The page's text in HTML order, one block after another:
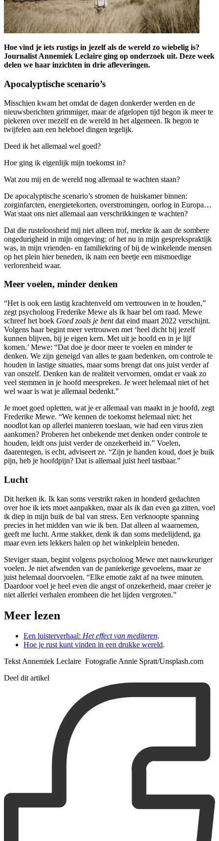
Hoe vind je iets rustigs in jezelf als de wereld zo wiebelig is?
Journalist Annemiek Leclaire ging op onderzoek uit. Deze week
delen we haar inzichten in drie afleveringen.
Apocalyptische scenario’s
Misschien kwam het omdat de dagen donkerder werden en de
nieuwsberichten grimmiger, maar de afgelopen tijd begon ik meer te
piekeren over mezelf en de wereld in het algemeen. Ik begon te
twijfelen aan een heleboel dingen tegelijk.
Deed ik het allemaal wel goed?
Hoe ging ik eigenlijk mijn toekomst in?
Wat zou mij en de wereld nog allemaal te wachten staan?
De apocalyptische scenario’s stromen de huiskamer binnen:
zorginfarcten, energietekorten, overstromingen, oorlog in Europa…
Wat staat ons niet allemaal aan verschrikkingen te wachten?
Dat die rusteloosheid mij niet alleen trof, merkte ik aan de sombere
ongedurigheid in mijn omgeving: of het nu in mijn gesprekspraktijk
was, in mijn vrienden- en familiekring of bij de winkelende mensen
op het plein hier beneden, ik nam een beetje een mismoedige
verlorenheid waar.
Meer voelen, minder denken
“Het is ook een lastig krachtenveld om vertrouwen in te houden,”
zegt psycholoog Frederike Mewe als ik haar bel om raad. Mewe
schreef het boek Goed zoals je bentdat eind maart 2022 verschijnt.
Volgens haar begint meer vertrouwen met ‘heel dicht bij jezelf
kunnen blijven, bij je eigen kern. Met uit je hoofd en in je lijf
komen.’ Mewe: “Dat doe je door meer te voelen en minder te
denken. We zijn geneigd van alles te gaan bedenken, om controle te
houden in lastige situaties, maar soms brengt dat ons juist verder af
van onszelf. Denken kan de realiteit vervormen, omdat er vaak zo
veel stemmen in je hoofd meespreken. Je weet helemaal niet of het
wel waar is wat je allemaal bedenkt.”
Je moet goed opletten, wat je er allemaal van maakt in je hoofd, zegt
Frederike Mewe. “We kennen de toekomst helemaal niet: het
noodlot kan op allerlei manieren toeslaan, wie had een virus zien
aankomen? Proberen het onbekende met denken onder controle te
houden, leidt ons juist verder de onzekerheid in.” Voelen,
daarentegen, is echt, adviseert ze. “Zijn je handen koud, doet je buik
pijn, heb je hoofdpijn? Dat is allemaal juist heel tastbaar.”
Lucht
Dit herken ik. Ik kan soms verstrikt raken in honderd gedachten
over hoe ik iets moet aanpakken, maar als ik dan even ga zitten, voel
ik diep in mijn buik de bal van stress. Een verknoopte spanning
precies in het midden van wie ik ben. Dat alleen al waarnemen,
geeft me lucht. Arme stakker, denk ik dan soms medelijdend, ga
maar even iets lekkers halen op het winkelplein beneden.
Steviger staan, begint volgens psycholoog Mewe met nauwkeuriger
voelen. Je niet afwenden van de paniekerige gevoelens, maar ze
juist helemaal doorvoelen. “Elke emotie zakt af na twee minuten.
Daardoor voel je heel even die angst of onzekerheid, maar creëer je
niet allerlei verhalen eromheen die het lijden vergroten.”
Meer lezen
Een luisterverhaal: Het effect van mediteren.
Hoe je rust kunt vinden in een drukke wereld.
Tekst Annemiek Leclaire Fotografie Annie Spratt/Unsplash.com
Deel dit artikel